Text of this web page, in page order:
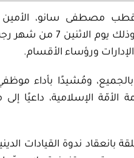
قطب مصطفى سانو، الأمين
ورؤساء الأقسام.
، ومُشيدًا بأداء
الإسلامية، داعيًا
بانعقاد ندوة القيادات